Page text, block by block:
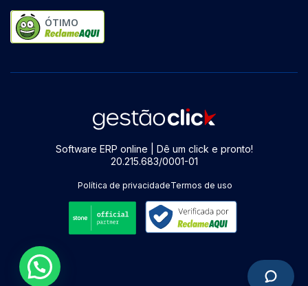
ÓTIMO
Software ERP online | Dê um click e pronto!
20.215.683/0001-01
Política de privacidadeTermos de uso